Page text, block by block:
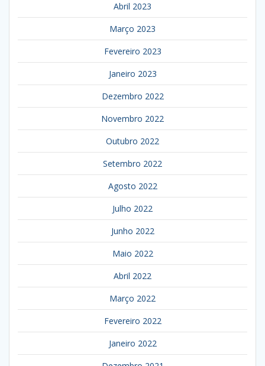
Abril 2023
Março 2023
Fevereiro 2023
Janeiro 2023
Dezembro 2022
Novembro 2022
Outubro 2022
Setembro 2022
Agosto 2022
Julho 2022
Junho 2022
Maio 2022
Abril 2022
Março 2022
Fevereiro 2022
Janeiro 2022